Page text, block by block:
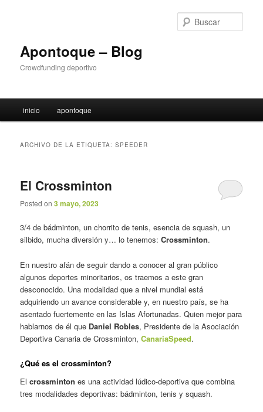
Apontoque – Blog
Crowdfunding deportivo
inicio apontoque
ARCHIVO DE LA ETIQUETA:SPEEDER
El Crossminton
Posted on3 mayo, 2023
3/4 de bádminton, un chorrito de tenis, esencia de squash, un
silbido, mucha diversión y… lo tenemos:Crossminton.
En nuestro afán de seguir dando a conocer al gran público
algunos deportes minoritarios, os traemos a este gran
desconocido. Una modalidad que a nivel mundial está
adquiriendo un avance considerable y, en nuestro país, se ha
asentado fuertemente en las Islas Afortunadas. Quien mejor para
hablarnos de él que Daniel Robles, Presidente de la Asociación
Deportiva Canaria de Crossminton,CanariaSpeed.
¿Qué es el crossminton?
Elcrossminton es una actividad lúdico-deportiva que combina
tres modalidades deportivas: bádminton, tenis y squash.